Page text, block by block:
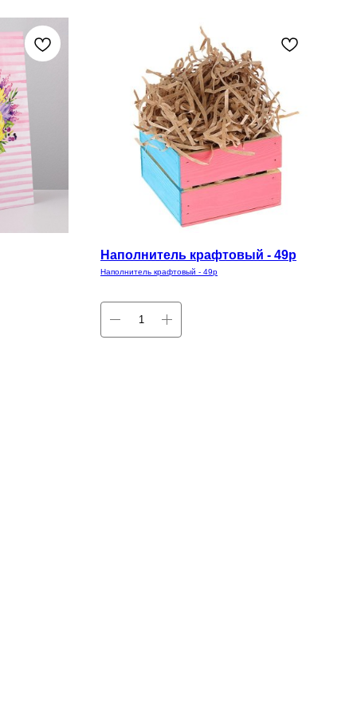
Наполнитель крафтовый - 49р
Наполнитель крафтовый - 49р